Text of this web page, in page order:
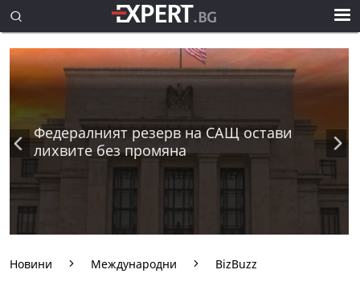
Федералният резерв на САЩ остави
лихвите без промяна
Новини Международни BizBuzz